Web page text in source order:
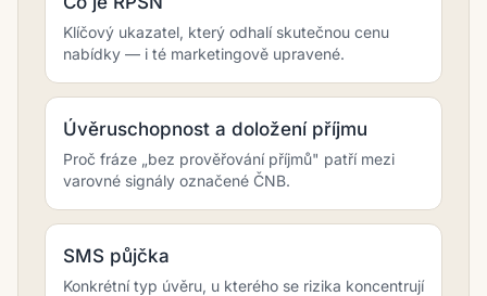
Klíčový ukazatel, který odhalí skutečnou cenu
nabídky — i té marketingově upravené.
Úvěruschopnost a doložení příjmu
Proč fráze „bez prověřování příjmů" patří mezi
varovné signály označené ČNB.
SMS půjčka
Konkrétní typ úvěru, u kterého se rizika koncentrují